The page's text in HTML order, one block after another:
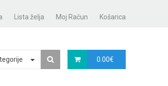
Lista želja Moj Račun Košarica
0.00€